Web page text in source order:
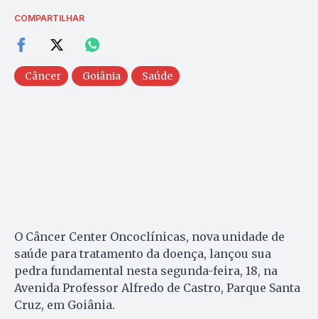
COMPARTILHAR
Câncer Goiânia Saúde
O Câncer Center Oncoclínicas, nova unidade de
saúde para tratamento da doença, lançou sua
pedra fundamental nesta segunda-feira, 18, na
Avenida Professor Alfredo de Castro, Parque Santa
Cruz, em Goiânia.